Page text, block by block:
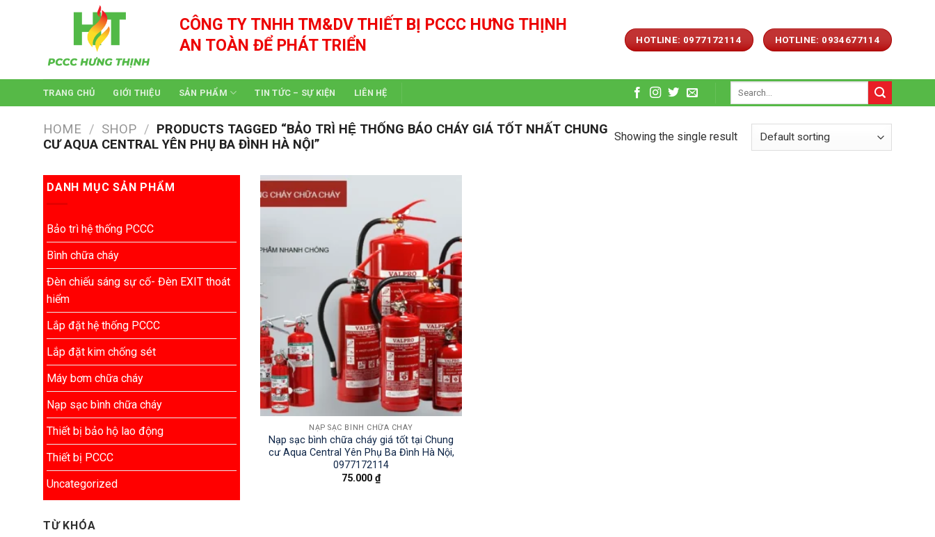
CÔNG TY TNHH TM&DV THIẾT BỊ PCCC HƯNG THỊNH
AN TOÀN ĐỂ PHÁT TRIỂN
HOTLINE: 0977172114 HOTLINE: 0934677114
TRANG CHỦ GIỚI THIỆU SẢN PHẨM TIN TỨC – SỰ KIỆN LIÊN HỆ
HOME / SHOP / PRODUCTS TAGGED “BẢO TRÌ HỆ THỐNG BÁO CHÁY GIÁ TỐT NHẤT CHUNG
CƯ AQUA CENTRAL YÊN PHỤ BA ĐÌNH HÀ NỘI”
Showing the single result
DANH MỤC SẢN PHẨM
Bảo trì hệ thống PCCC
Bình chữa cháy
Đèn chiếu sáng sự cố- Đèn EXIT thoát
hiểm
Lắp đặt hệ thống PCCC
Lắp đặt kim chống sét
Máy bơm chữa cháy
Nạp sạc bình chữa cháy
Thiết bị bảo hộ lao động
Thiết bị PCCC
Uncategorized
TỪ KHÓA
NẠP SẠC BÌNH CHỮA CHÁY
Nạp sạc bình chữa cháy giá tốt tại Chung
cư Aqua Central Yên Phụ Ba Đình Hà Nội,
0977172114
75.000₫